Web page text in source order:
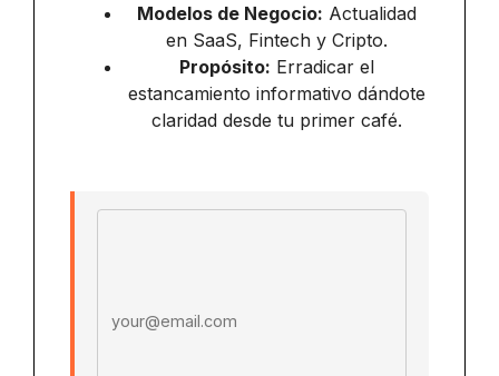
Modelos de Negocio: Actualidad
en SaaS, Fintech y Cripto.
Propósito: Erradicar el
estancamiento informativo dándote
claridad desde tu primer café.